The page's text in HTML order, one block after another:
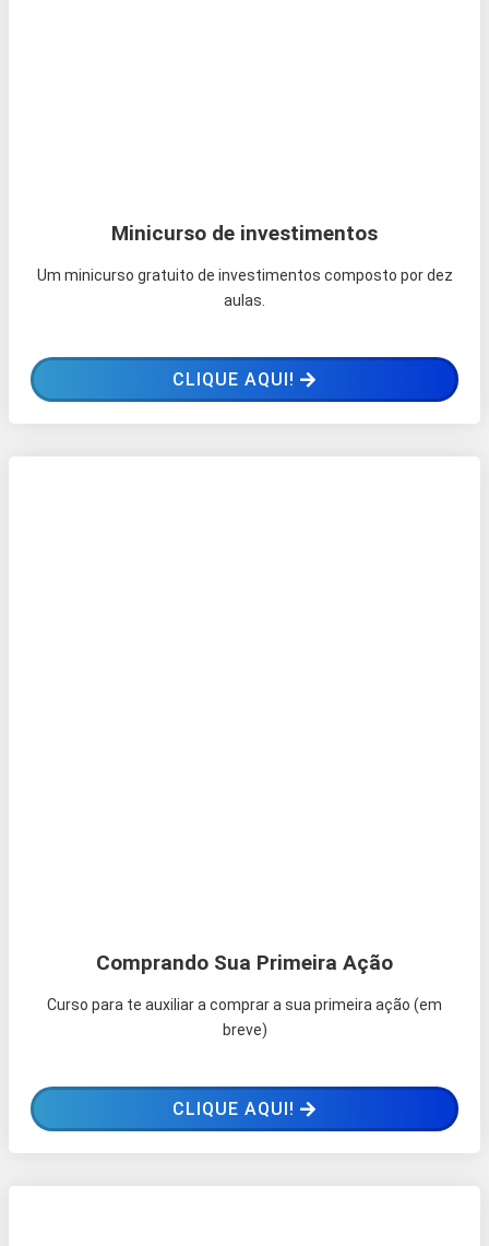
Minicurso de investimentos
Um minicurso gratuito de investimentos composto por dez
aulas.
CLIQUE AQUI!
Comprando Sua Primeira Ação
Curso para te auxiliar a comprar a sua primeira ação (em
breve)
CLIQUE AQUI!